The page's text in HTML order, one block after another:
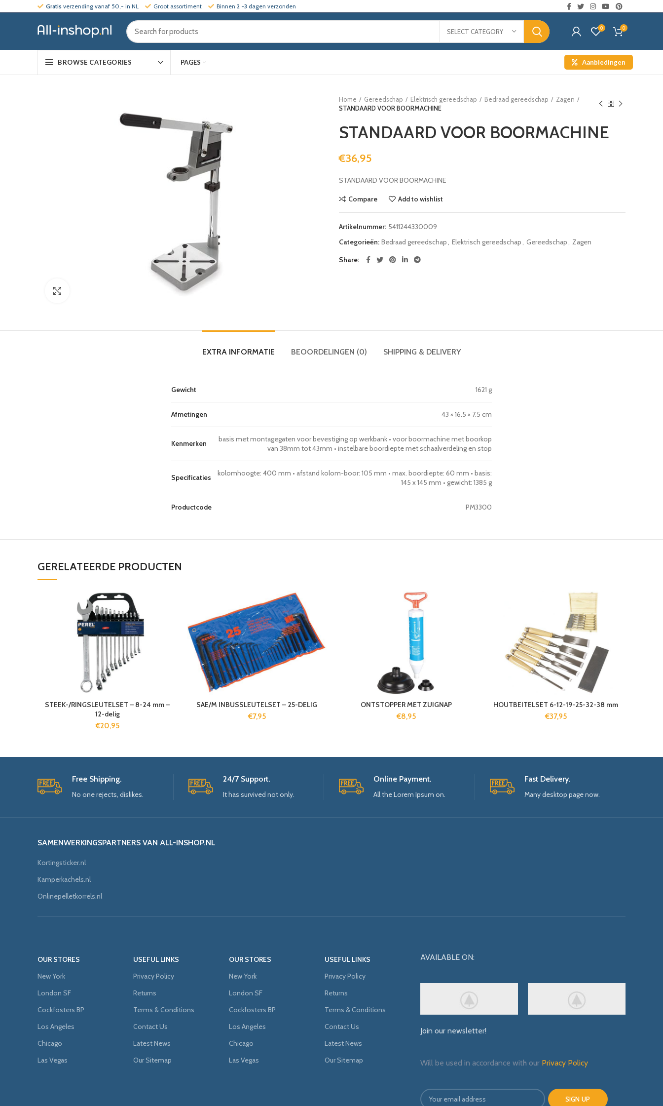
Gratis verzending vanaf 50,- in NL Groot assortiment Binnen 2 -3 dagen verzonden
SELECT CATEGORY 0 0
BROWSE CATEGORIES PAGES Aanbiedingen
Home Gereedschap Elektrisch gereedschap Bedraad gereedschap
Zagen
STANDAARD VOOR BOORMACHINE
STANDAARD VOOR BOORMACHINE
€36,95
STANDAARD VOOR BOORMACHINE
Compare Add to wishlist
Artikelnummer: 5411244330009
Categorieën: Bedraad gereedschap, Elektrisch gereedschap, Gereedschap, Zagen
Share
EXTRA INFORMATIE BEOORDELINGEN (0) SHIPPING & DELIVERY
Gewicht 1621 g
Afmetingen 43 × 16.5 × 7.5 cm
Kenmerken
basis met montagegaten voor bevestiging op werkbank • voor boormachine met boorkop
van 38mm tot 43mm • instelbare boordiepte met schaalverdeling en stop
Specificaties
kolomhoogte: 400 mm • afstand kolom-boor: 105 mm • max. boordiepte: 60 mm • basis:
145 x 145 mm • gewicht: 1385 g
Productcode PM3300
GERELATEERDE PRODUCTEN
STEEK-/RINGSLEUTELSET – 8-24 mm –
12-delig
€20,95
SAE/M INBUSSLEUTELSET – 25-DELIG
€7,95
ONTSTOPPER MET ZUIGNAP
€8,95
HOUTBEITELSET 6-12-19-25-32-38 mm
€37,95
Free Shipping.
No one rejects, dislikes.
24/7 Support.
It has survived not only.
Online Payment.
All the Lorem Ipsum on.
Fast Delivery.
Many desktop page now.
SAMENWERKINGSPARTNERS VAN ALL-INSHOP.NL
Kortingsticker.nl
Kamperkachels.nl
Onlinepelletkorrels.nl
OUR STORES
New York
London SF
Cockfosters BP
Los Angeles
Chicago
Las Vegas
USEFUL LINKS
Privacy Policy
Returns
Terms & Conditions
Contact Us
Latest News
Our Sitemap
OUR STORES
New York
London SF
Cockfosters BP
Los Angeles
Chicago
Las Vegas
USEFUL LINKS
Privacy Policy
Returns
Terms & Conditions
Contact Us
Latest News
Our Sitemap
AVAILABLE ON:
Join our newsletter!
Will be used in accordance with our Privacy Policy